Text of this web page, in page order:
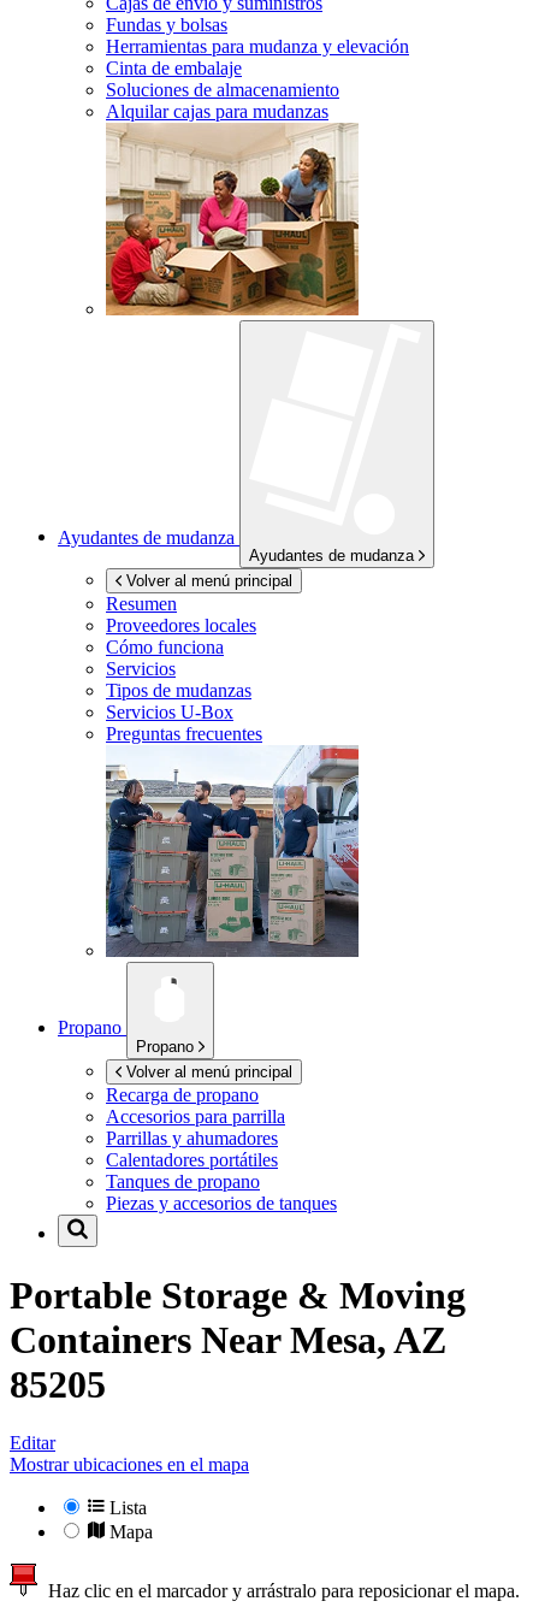
Fundas y bolsas
Herramientas para mudanza y elevación
Cinta de embalaje
Soluciones de almacenamiento
Alquilar cajas para mudanzas
Ayudantes de mudanza
Ayudantes de mudanza
Volver al menú principal
Resumen
Proveedores locales
Cómo funciona
Servicios
Tipos de mudanzas
Servicios U-Box
Preguntas frecuentes
Propano
Propano
Volver al menú principal
Recarga de propano
Accesorios para parrilla
Parrillas y ahumadores
Calentadores portátiles
Tanques de propano
Piezas y accesorios de tanques
Portable Storage & Moving
Containers NearMesa, AZ
85205
Editar
Mostrar ubicaciones en el mapa
Lista
Mapa
Haz clic en el marcador y arrástralo para reposicionar el mapa.